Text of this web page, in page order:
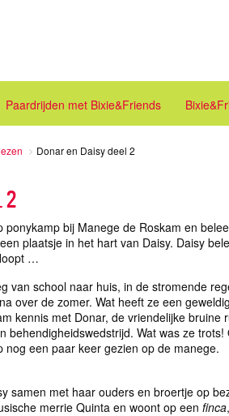
Paardrijden met Bixie&Friends
Donar en Daisy deel 2
2
ponykamp bij Manege de Roskam en
plaatsje in het hart van Daisy. Daisy
…
van school naar huis, in de stromende
over de zomer. Wat heeft ze een
kennis met Donar, de vriendelijke
behendigheidswedstrijd. Wat was ze
nog een paar keer gezien op de manege.
samen met haar ouders en broertje op
merrie Quinta en woont op een finca